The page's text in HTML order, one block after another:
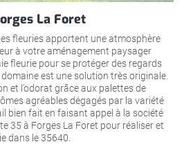
La Foret
fleuries apportent une atmosphère
à votre aménagement paysager
fleurie pour se protéger des regards
est une solution très originale.
et l’odorat grâce aux palettes de
agréables dégagés par la variété
bien fait en faisant appel à la société
35 à Forges La Foret pour réaliser et
dans le 35640.